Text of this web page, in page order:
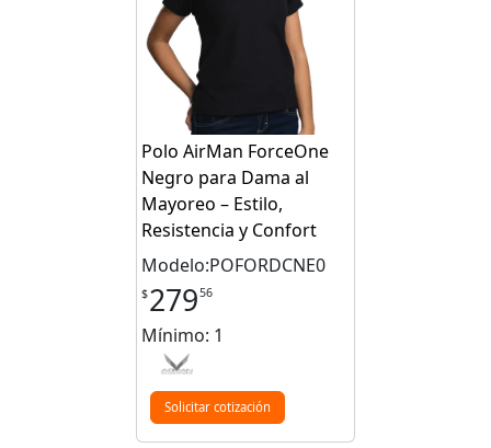
Polo AirMan ForceOne
Negro para Dama al
Mayoreo – Estilo,
Resistencia y Confort
Modelo:POFORDCNE0
$27956
Mínimo: 1
Solicitar cotización